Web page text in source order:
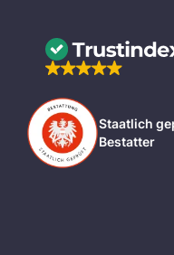
Staatlich
Bestatter